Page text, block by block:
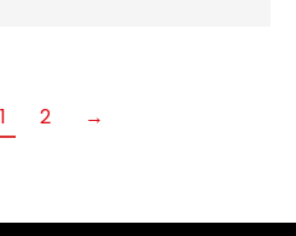
1 2 →